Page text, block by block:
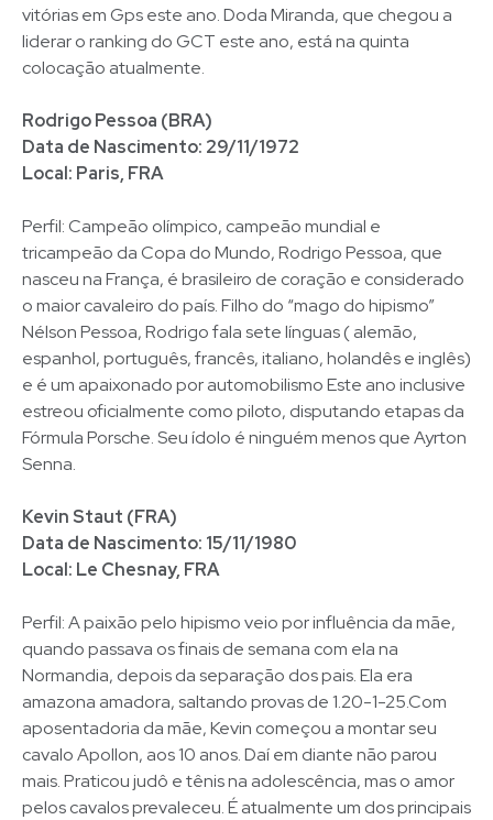
vitórias em Gps este ano. Doda Miranda, que chegou a
liderar o ranking do GCT este ano, está na quinta
colocação atualmente.
Rodrigo Pessoa (BRA)
Data de Nascimento: 29/11/1972
Local: Paris, FRA
Perfil: Campeão olímpico, campeão mundial e
tricampeão da Copa do Mundo, Rodrigo Pessoa, que
nasceu na França, é brasileiro de coração e considerado
o maior cavaleiro do país. Filho do “mago do hipismo”
Nélson Pessoa, Rodrigo fala sete línguas ( alemão,
espanhol, português, francês, italiano, holandês e inglês)
e é um apaixonado por automobilismo Este ano inclusive
estreou oficialmente como piloto, disputando etapas da
Fórmula Porsche. Seu ídolo é ninguém menos que Ayrton
Senna.
Kevin Staut (FRA)
Data de Nascimento: 15/11/1980
Local: Le Chesnay, FRA
Perfil: A paixão pelo hipismo veio por influência da mãe,
quando passava os finais de semana com ela na
Normandia, depois da separação dos pais. Ela era
amazona amadora, saltando provas de 1.20-1-25.Com
aposentadoria da mãe, Kevin começou a montar seu
cavalo Apollon, aos 10 anos. Daí em diante não parou
mais. Praticou judô e tênis na adolescência, mas o amor
pelos cavalos prevaleceu. É atualmente um dos principais